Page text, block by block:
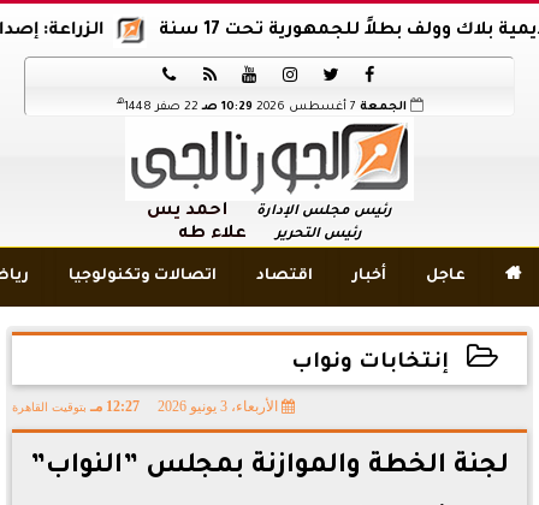
الزراعة: إصدار 12 ألف موافقة وتصريح بالمبيدات خلال 6 شهور وولف بطلاً للجمهورية تحت 17 سنة






الجمعة 10:29 صـ 22 صفر 1448 هـ
رئيس مجلس الإدارة أحمد يس
رئيس التحرير علاء طه
 عاجل أخبار اقتصاد اتصالات وتكنولوجيا
إنتخابات ونواب
الأربعاء، 3 يونيو 2026 12:27 مـ بتوقيت القاهرة
لجنة الخطة والموازنة بمجلس ”النواب”